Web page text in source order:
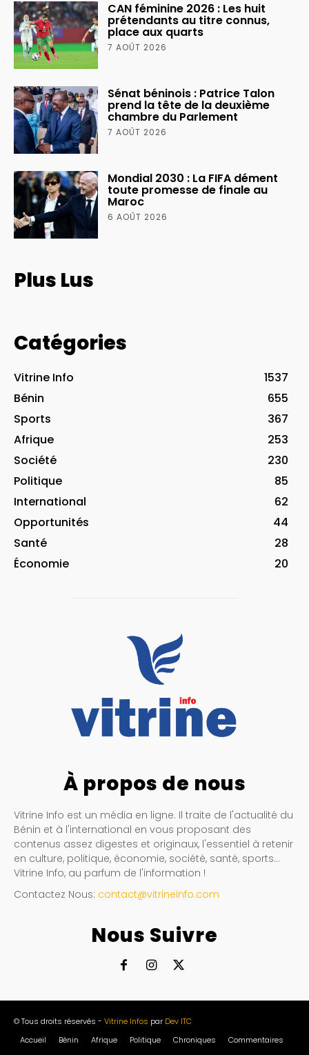
CAN féminine 2026 : Les huit
prétendants au titre connus,
place aux quarts
7 AOÛT 2026
Sénat béninois : Patrice Talon
prend la tête de la deuxième
chambre du Parlement
7 AOÛT 2026
Mondial 2030 : La FIFA dément
toute promesse de finale au
Maroc
6 AOÛT 2026
Plus Lus
Catégories
Vitrine Info
1537
Bénin
655
Sports
367
Afrique
253
Société
230
Politique
85
International
62
Opportunités
44
Santé
28
Économie
20
À propos de nous
Vitrine Info est un média en ligne. Il traite de l'actualité du
Bénin et à l'international en vous proposant des
contenus assez digestes et originaux, l'essentiel à retenir
en culture, politique, économie, société, santé, sports…
Vitrine Info, au parfum de l'information !
Contactez Nous: contact@vitrineinfo.com
Nous Suivre
© Tous droits réservés - Vitrine Infos par Dev ITC
Accueil
Bénin Afrique Politique Chroniques Commentaires